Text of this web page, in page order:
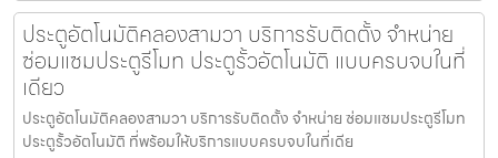
ประตูอัตโนมัติคลองสามวา บริการรับติดตั้ง จำหน่าย
ซ่อมแซมประตูรีโมท ประตูรั้วอัตโนมัติ แบบครบจบในที่
เดียว
ประตูอัตโนมัติคลองสามวา บริการรับติดตั้ง จำหน่าย ซ่อมแซมประตูรีโมท
ประตูรั้วอัตโนมัติ ที่พร้อมให้บริการแบบครบจบในที่เดีย